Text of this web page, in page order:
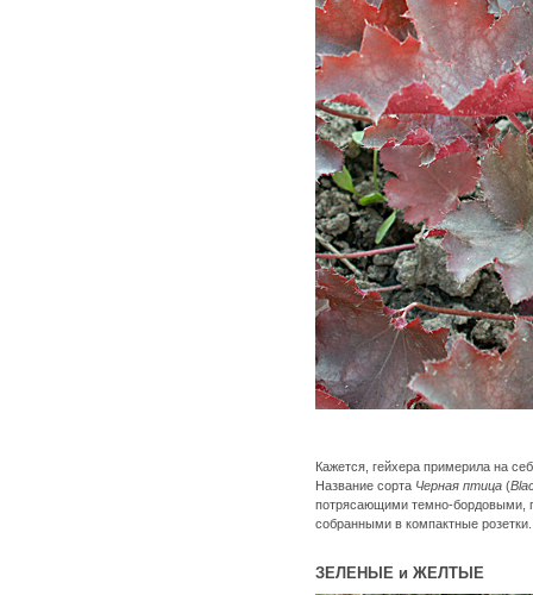
Кажется, гейхера примерила на
Название сорта Черная птица (
потрясающими темно-бордовыми,
собранными в компактные
ЗЕЛЕНЫЕ и ЖЕЛТЫЕ